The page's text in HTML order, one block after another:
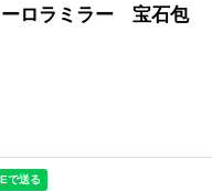
ロラミラー 宝石包